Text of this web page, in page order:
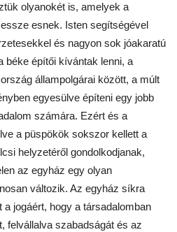
olyanokét is, amelyek a
esnek. Isten segítségével
és nagyon sok jóakaratú
béke építői kívántak lenni, a
állampolgárai között, a múlt
egyesülve építeni egy jobb
számára. Ezért és a
a püspökök sokszor kellett a
helyzetéről gondolkodjanak,
az egyház egy olyan
változik. Az egyház síkra
jogáért, hogy a társadalomban
felvállalva szabadságát és az